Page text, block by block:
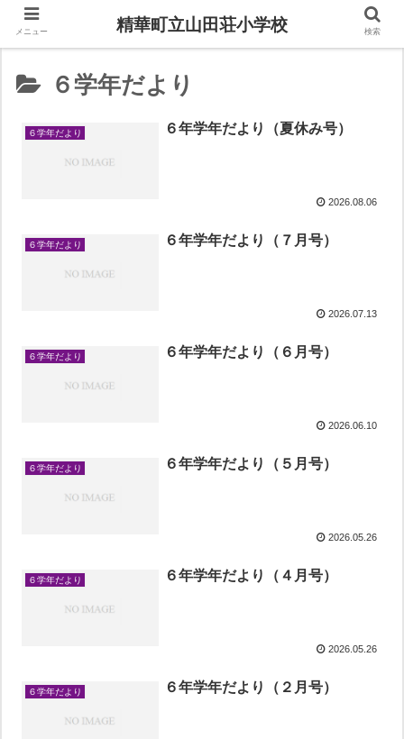
６学年だより
６学年だより ６年学年だより（夏休み号）
2026.08.06
６学年だより ６年学年だより（７月号）
2026.07.13
６学年だより ６年学年だより（６月号）
2026.06.10
６学年だより ６年学年だより（５月号）
2026.05.26
６学年だより ６年学年だより（４月号）
2026.05.26
６学年だより ６年学年だより（２月号）
メニュー 精華町立山田荘小学校 検索